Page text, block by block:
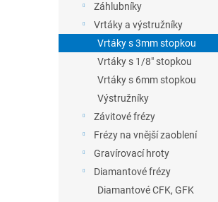
e
l
Záhlubníky
Vrtáky a výstružníky
Vrtáky s 3mm stopkou
Vrtáky s 1/8" stopkou
Vrtáky s 6mm stopkou
Výstružníky
Závitové frézy
Frézy na vnější zaoblení
Gravírovací hroty
Diamantové frézy
Diamantové CFK, GFK